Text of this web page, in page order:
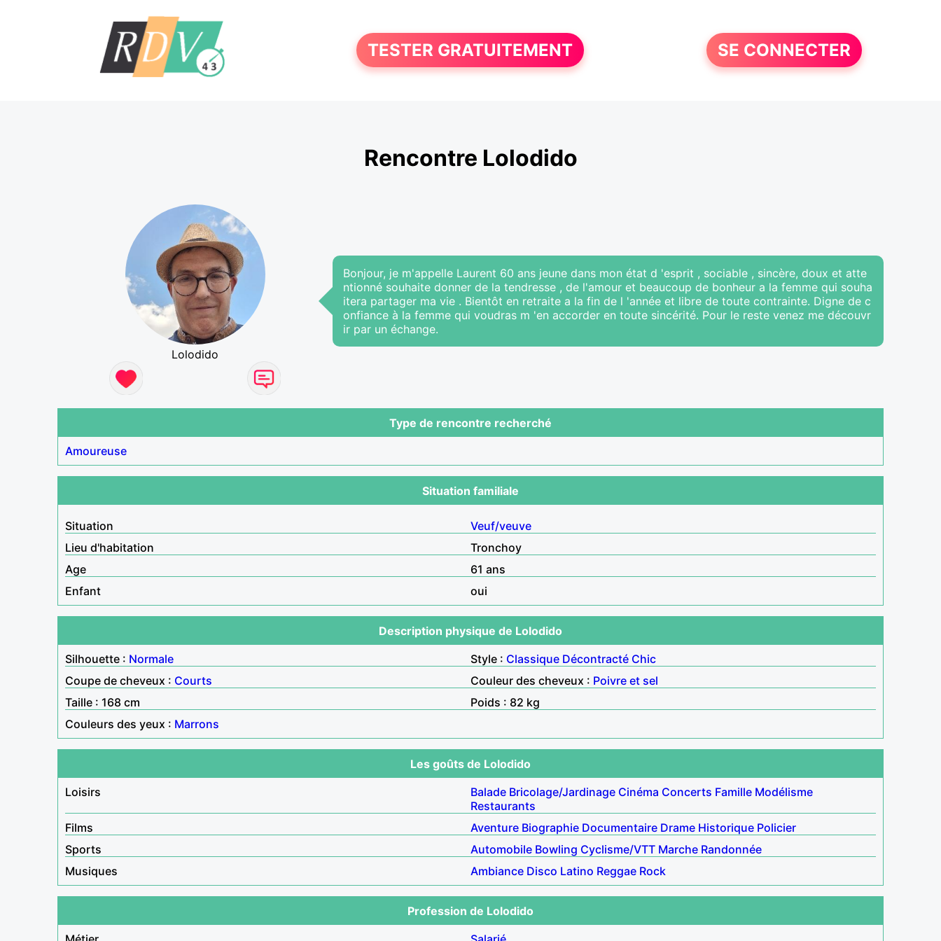
TESTER GRATUITEMENT SE CONNECTER
Rencontre Lolodido
Lolodido
Bonjour, je m'appelle Laurent 60 ans jeune dans mon état d 'esprit , sociable , sincère, doux et atte
ntionné souhaite donner de la tendresse , de l'amour et beaucoup de bonheur a la femme qui souha
itera partager ma vie . Bientôt en retraite a la fin de l 'année et libre de toute contrainte. Digne de c
onfiance à la femme qui voudras m 'en accorder en toute sincérité. Pour le reste venez me découvr
ir par un échange.
Type de rencontre recherché
Amoureuse
Situation familiale
Situation
Veuf/veuve
Lieu d'habitation
Tronchoy
Age
61 ans
Enfant
oui
Description physique de Lolodido
Silhouette : Normale Style : Classique Décontracté Chic
Coupe de cheveux : Courts Couleur des cheveux : Poivre et sel
Taille : 168 cm
Poids : 82 kg
Couleurs des yeux : Marrons
Les goûts de Lolodido
Loisirs
Balade Bricolage/Jardinage Cinéma Concerts Famille Modélisme
Restaurants
Films
Aventure Biographie Documentaire Drame Historique Policier
Sports
Automobile Bowling Cyclisme/VTT Marche Randonnée
Musiques
Ambiance Disco Latino Reggae Rock
Profession de Lolodido